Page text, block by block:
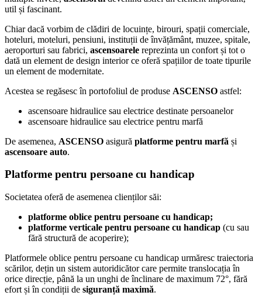
util și fascinant.
Chiar dacă vorbim de clădiri de locuințe, birouri, spații comerciale,
hoteluri, moteluri, pensiuni, instituții de învățământ, muzee, spitale,
aeroporturi sau fabrici, ascensoarele reprezinta un confort și tot o
dată un element de design interior ce oferă spațiilor de toate tipurile
un element de modernitate.
Acestea se regăsesc în portofoliul de produse ASCENSO astfel:
ascensoare hidraulice sau electrice destinate persoanelor
ascensoare hidraulice sau electrice pentru marfă
De asemenea, ASCENSO asigură platforme pentru marfă și
ascensoare auto.
Platforme pentru persoane cu handicap
Societatea oferă de asemenea clienților săi:
platforme oblice pentru persoane cu handicap;
platforme verticale pentru persoane cu handicap (cu sau
fără structură de acoperire);
Platformele oblice pentru persoane cu handicap urmăresc traiectoria
scărilor, dețin un sistem autoridicător care permite translocația în
orice direcție, până la un unghi de înclinare de maximum 72°, fără
efort și în condiții de siguranță maximă.